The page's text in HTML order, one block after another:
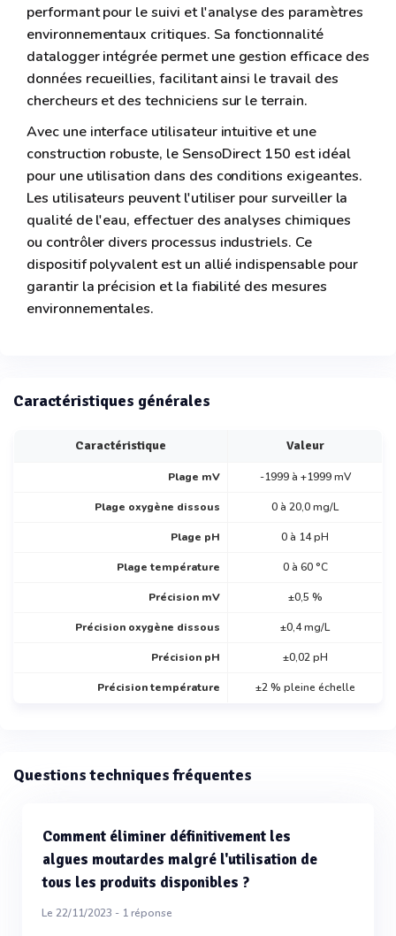
performant pour le suivi et l'analyse des paramètres
environnementaux critiques. Sa fonctionnalité
datalogger intégrée permet une gestion efficace des
données recueillies, facilitant ainsi le travail des
chercheurs et des techniciens sur le terrain.
Avec une interface utilisateur intuitive et une
construction robuste, le SensoDirect 150 est idéal
pour une utilisation dans des conditions exigeantes.
Les utilisateurs peuvent l'utiliser pour surveiller la
qualité de l'eau, effectuer des analyses chimiques
ou contrôler divers processus industriels. Ce
dispositif polyvalent est un allié indispensable pour
garantir la précision et la fiabilité des mesures
environnementales.
Caractéristiques générales
Caractéristique Valeur
Plage mV -1999 à +1999 mV
Plage oxygène dissous 0 à 20,0 mg/L
Plage pH 0 à 14 pH
Plage température 0 à 60 °C
Précision mV ±0,5 %
Précision oxygène dissous ±0,4 mg/L
Précision pH ±0,02 pH
Précision température ±2 % pleine échelle
Questions techniques fréquentes
Comment éliminer définitivement les
algues moutardes malgré l'utilisation de
tous les produits disponibles ?
Le 22/11/2023 - 1réponse